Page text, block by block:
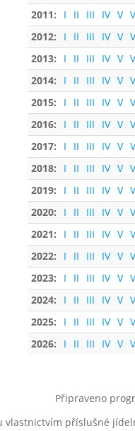
2011:
I II III IV V
2012:
I II III IV V
2013:
I II III IV V
2014:
I II III IV V
2015:
I II III IV V
2016:
I II III IV V
2017:
I II III IV V
2018:
I II III IV V
2019:
I II III IV V
2020:
I II III IV V
2021:
I II III IV V
2022:
I II III IV V
2023:
I II III IV V
2024:
I II III IV V
2025:
I II III IV V
2026:
I II III IV V
Připraveno
vlastnictvím příslušné